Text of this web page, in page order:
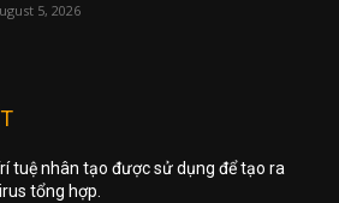
5, 2026
tuệ nhân tạo được sử dụng để tạo ra
tổng hợp.